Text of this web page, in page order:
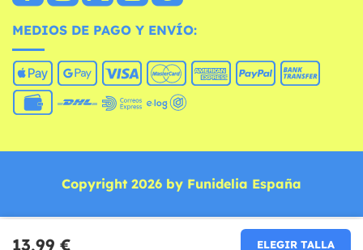
13,99 € ELEGIR TALLA
MEDIOS DE PAGO Y ENVÍO:
Copyright 2026 by Funidelia España